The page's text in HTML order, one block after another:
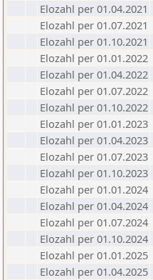
Elozahl per 01.04.2021
Elozahl per 01.07.2021
Elozahl per 01.10.2021
Elozahl per 01.01.2022
Elozahl per 01.04.2022
Elozahl per 01.07.2022
Elozahl per 01.10.2022
Elozahl per 01.01.2023
Elozahl per 01.04.2023
Elozahl per 01.07.2023
Elozahl per 01.10.2023
Elozahl per 01.01.2024
Elozahl per 01.04.2024
Elozahl per 01.07.2024
Elozahl per 01.10.2024
Elozahl per 01.01.2025
Elozahl per 01.04.2025